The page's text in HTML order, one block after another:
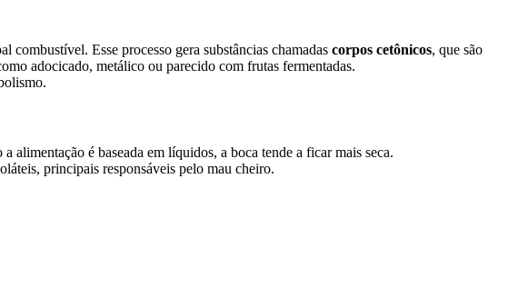
combustível. Esse processo gera substâncias chamadas corpos cetônicos, que são
adocicado, metálico ou parecido com frutas fermentadas.
é baseada em líquidos, a boca tende a ficar mais seca.
principais responsáveis pelo mau cheiro.